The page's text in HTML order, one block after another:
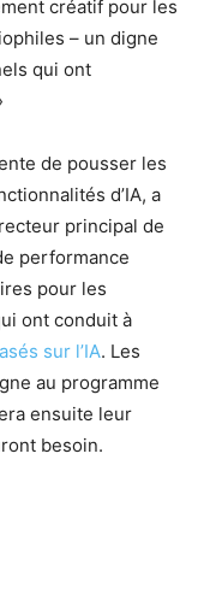
créatif pour les
– un digne
qui ont
de pousser les
d’IA, a
principal de
performance
pour les
ont conduit à
sur l’IA. Les
au programme
ensuite leur
besoin.